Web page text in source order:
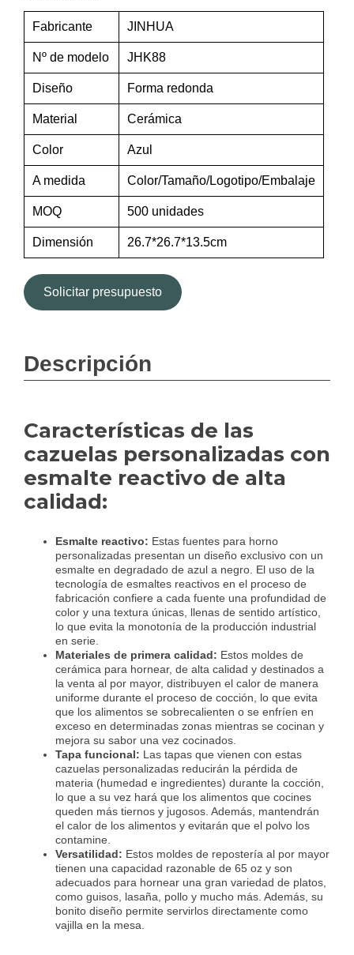
Fabricante JINHUA
Nº de modelo JHK88
Diseño Forma redonda
Material Cerámica
Color Azul
A medida Color/Tamaño/Logotipo/Embalaje
MOQ 500 unidades
Dimensión 26.7*26.7*13.5cm
Solicitar presupuesto
Descripción
Características de las
cazuelas personalizadas con
esmalte reactivo de alta
calidad:
Esmalte reactivo: Estas fuentes para horno
personalizadas presentan un diseño exclusivo con un
esmalte en degradado de azul a negro. El uso de la
tecnología de esmaltes reactivos en el proceso de
fabricación confiere a cada fuente una profundidad de
color y una textura únicas, llenas de sentido artístico,
lo que evita la monotonía de la producción industrial
en serie.
Materiales de primera calidad: Estos moldes de
cerámica para hornear, de alta calidad y destinados a
la venta al por mayor, distribuyen el calor de manera
uniforme durante el proceso de cocción, lo que evita
que los alimentos se sobrecalienten o se enfríen en
exceso en determinadas zonas mientras se cocinan y
mejora su sabor una vez cocinados.
Tapa funcional: Las tapas que vienen con estas
cazuelas personalizadas reducirán la pérdida de
materia (humedad e ingredientes) durante la cocción,
lo que a su vez hará que los alimentos que cocines
queden más tiernos y jugosos. Además, mantendrán
el calor de los alimentos y evitarán que el polvo los
contamine.
Versatilidad: Estos moldes de repostería al por mayor
tienen una capacidad razonable de 65 oz y son
adecuados para hornear una gran variedad de platos,
como guisos, lasaña, pollo y mucho más. Además, su
bonito diseño permite servirlos directamente como
vajilla en la mesa.